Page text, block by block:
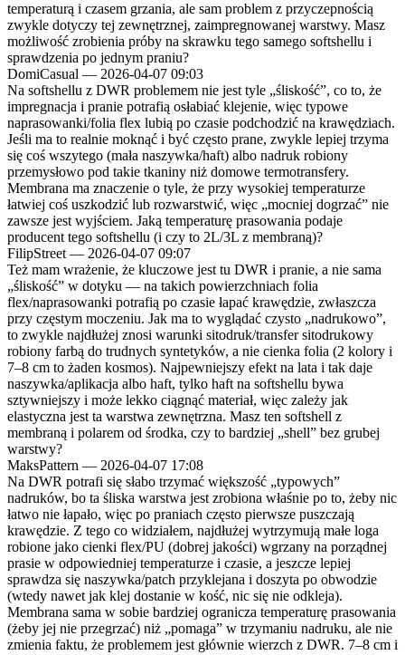
temperaturą i czasem grzania, ale sam problem z przyczepnością
zwykle dotyczy tej zewnętrznej, zaimpregnowanej warstwy. Masz
możliwość zrobienia próby na skrawku tego samego softshellu i
sprawdzenia po jednym praniu?
DomiCasual — 2026-04-07 09:03
Na softshellu z DWR problemem nie jest tyle „śliskość”, co to, że
impregnacja i pranie potrafią osłabiać klejenie, więc typowe
naprasowanki/folia flex lubią po czasie podchodzić na krawędziach.
Jeśli ma to realnie moknąć i być często prane, zwykle lepiej trzyma
się coś wszytego (mała naszywka/haft) albo nadruk robiony
przemysłowo pod takie tkaniny niż domowe termotransfery.
Membrana ma znaczenie o tyle, że przy wysokiej temperaturze
łatwiej coś uszkodzić lub rozwarstwić, więc „mocniej dogrzać” nie
zawsze jest wyjściem. Jaką temperaturę prasowania podaje
producent tego softshellu (i czy to 2L/3L z membraną)?
FilipStreet — 2026-04-07 09:07
Też mam wrażenie, że kluczowe jest tu DWR i pranie, a nie sama
„śliskość” w dotyku — na takich powierzchniach folia
flex/naprasowanki potrafią po czasie łapać krawędzie, zwłaszcza
przy częstym moczeniu. Jak ma to wyglądać czysto „nadrukowo”,
to zwykle najdłużej znosi warunki sitodruk/transfer sitodrukowy
robiony farbą do trudnych syntetyków, a nie cienka folia (2 kolory i
7–8 cm to żaden kosmos). Najpewniejszy efekt na lata i tak daje
naszywka/aplikacja albo haft, tylko haft na softshellu bywa
sztywniejszy i może lekko ciągnąć materiał, więc zależy jak
elastyczna jest ta warstwa zewnętrzna. Masz ten softshell z
membraną i polarem od środka, czy to bardziej „shell” bez grubej
warstwy?
MaksPattern — 2026-04-07 17:08
Na DWR potrafi się słabo trzymać większość „typowych”
nadruków, bo ta śliska warstwa jest zrobiona właśnie po to, żeby nic
łatwo nie łapało, więc po praniach często pierwsze puszczają
krawędzie. Z tego co widziałem, najdłużej wytrzymują małe loga
robione jako cienki flex/PU (dobrej jakości) wgrzany na porządnej
prasie w odpowiedniej temperaturze i czasie, a jeszcze lepiej
sprawdza się naszywka/patch przyklejana i doszyta po obwodzie
(wtedy nawet jak klej dostanie w kość, nic się nie odkleja).
Membrana sama w sobie bardziej ogranicza temperaturę prasowania
(żeby jej nie przegrzać) niż „pomaga” w trzymaniu nadruku, ale nie
zmienia faktu, że problemem jest głównie wierzch z DWR. 7–8 cm i